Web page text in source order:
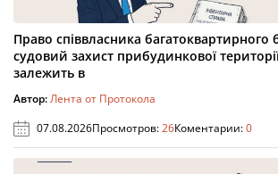
Право співвласника багатоквартирного
судовий захист прибудинкової
залежить в
Автор:Лента от Протокола
07.08.2026Просмотров:26Коментарии:0